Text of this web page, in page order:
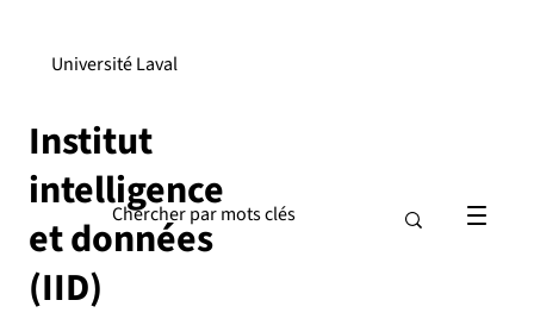
Institut
intelligence
et données
(IID)
Université Laval